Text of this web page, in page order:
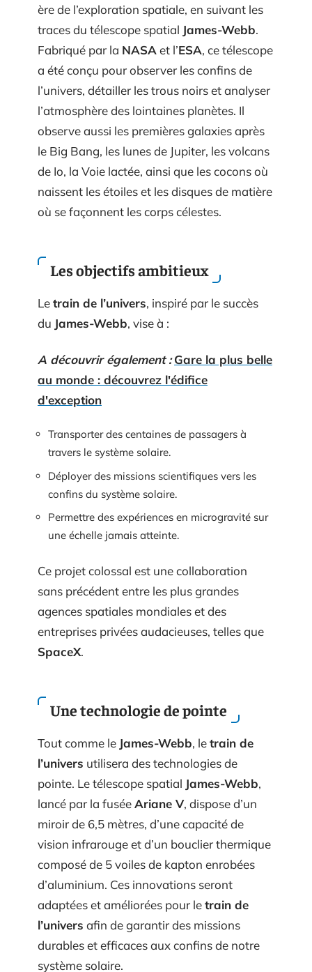
ère de l’exploration spatiale, en suivant les
traces du télescope spatial James-Webb.
Fabriqué par la NASA et l’ESA, ce télescope
a été conçu pour observer les confins de
l’univers, détailler les trous noirs et analyser
l’atmosphère des lointaines planètes. Il
observe aussi les premières galaxies après
le Big Bang, les lunes de Jupiter, les volcans
de Io, la Voie lactée, ainsi que les cocons où
naissent les étoiles et les disques de matière
où se façonnent les corps célestes.
Les objectifs ambitieux
Letrain de l’univers, inspiré par le succès
du James-Webb, vise à :
A découvrir également : Gare la plus belle
au monde : découvrez l'édifice
d'exception
Transporter des centaines de passagers à
travers le système solaire.
Déployer des missions scientifiques vers les
confins du système solaire.
Permettre des expériences en microgravité sur
une échelle jamais atteinte.
Ce projet colossal est une collaboration
sans précédent entre les plus grandes
agences spatiales mondiales et des
entreprises privées audacieuses, telles que
SpaceX.
Une technologie de pointe
Tout comme le James-Webb, letrain de
l’univers utilisera des technologies de
pointe. Le télescope spatial James-Webb,
lancé par la fuséeAriane V, dispose d’un
miroir de 6,5 mètres, d’une capacité de
vision infrarouge et d’un bouclier thermique
composé de 5 voiles de kapton enrobées
d’aluminium. Ces innovations seront
adaptées et améliorées pour letrain de
l’univers afin de garantir des missions
durables et efficaces aux confins de notre
système solaire.